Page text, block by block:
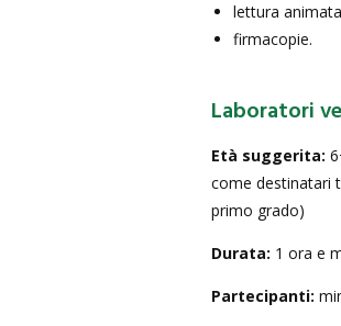
lettura
firmacopie.
Laboratori
Età suggerita:
come destinatari
primo grado)
Durata: 1 ora e
Partecipanti: